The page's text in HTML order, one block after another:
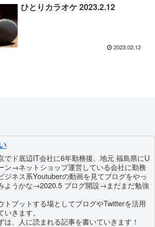
ひとりカラオケ 2023.2.12
2023.02.12
でド底辺IT会社に6年勤務後、地元 福島県にU
ン→ネットショップ運営している会社に勤務
ジネス系Youtuberの動画を見てブログをやっ
ようかな→2020.5 ブログ開設→まだまだ勉強
トプットする場としてブログやTwitterを活用
いきます。
は、人に読まれる記事を書いていきます！